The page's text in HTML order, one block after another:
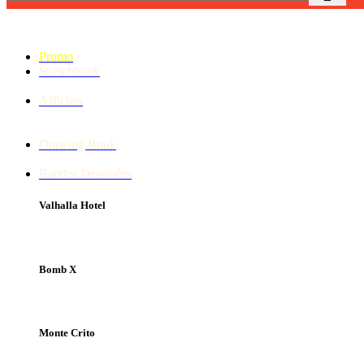
Promo
Sketchbook
Affiches
Drawing Book
Bandes Dessinées
Valhalla Hotel
Bomb X
Monte Crito